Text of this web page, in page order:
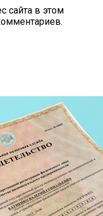
сайта в этом